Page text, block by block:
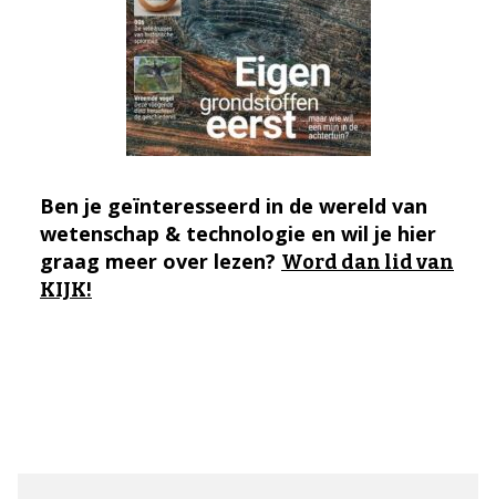
Ben je geïnteresseerd in de wereld van
wetenschap & technologie en wil je hier
graag meer over lezen? Word dan lid van
KIJK!